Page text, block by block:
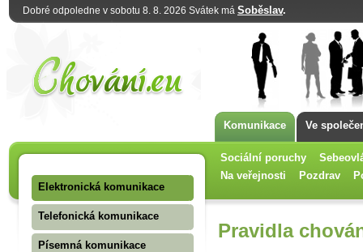
Dobré odpoledne v sobotu 8. 8. 2026 Svátek má Soběslav.
Komunikace Ve
Sociální poruchy
Na veřejnosti
Pozdrav
Elektronická komunikace
Telefonická komunikace
Písemná komunikace
Pravidla